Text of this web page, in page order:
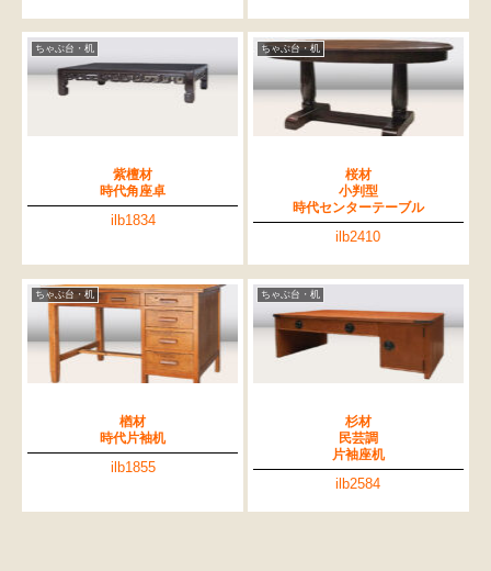
ちゃぶ台・机
紫檀材
時代角座卓
ilb1834
ちゃぶ台・机
桜材
小判型
時代センターテーブル
ilb2410
ちゃぶ台・机
楢材
時代片袖机
ilb1855
ちゃぶ台・机
杉材
民芸調
片袖座机
ilb2584